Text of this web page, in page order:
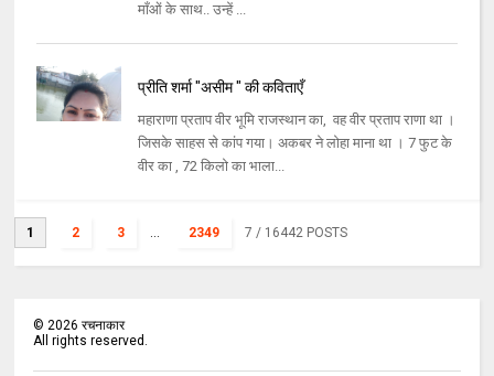
माँओं के साथ.. उन्हें ...
प्रीति शर्मा "असीम " की कविताएँ
महाराणा प्रताप वीर भूमि राजस्थान का, वह वीर प्रताप राणा था ।
जिसके साहस से कांप गया। अकबर ने लोहा माना था । 7 फुट के
वीर का , 72 किलो का भाला...
1 2 3 ... 2349 7 / 16442 POSTS
©2026 रचनाकार
All rights reserved.